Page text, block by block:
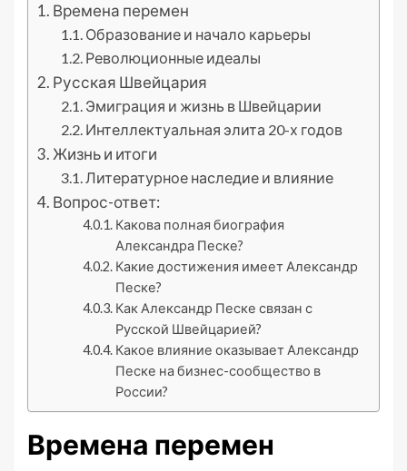
Времена перемен
Образование и начало карьеры
Революционные идеалы
Русская Швейцария
Эмиграция и жизнь в Швейцарии
Интеллектуальная элита 20-х годов
Жизнь и итоги
Литературное наследие и влияние
Вопрос-ответ:
Какова полная биография
Александра Песке?
Какие достижения имеет Александр
Песке?
Как Александр Песке связан с
Русской Швейцарией?
Какое влияние оказывает Александр
Песке на бизнес-сообщество в
России?
Времена перемен